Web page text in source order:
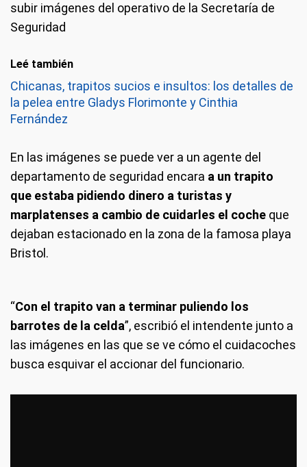
subir imágenes del operativo de la Secretaría de
Seguridad
Leé también
Chicanas, trapitos sucios e insultos: los detalles de
la pelea entre Gladys Florimonte y Cinthia
Fernández
En las imágenes se puede ver a un agente del
departamento de seguridad encara a un trapito
que estaba pidiendo dinero a turistas y
marplatenses a cambio de cuidarles el coche que
dejaban estacionado en la zona de la famosa playa
Bristol.
“Con el trapito van a terminar puliendo los
barrotes de la celda”, escribió el intendente junto a
las imágenes en las que se ve cómo el cuidacoches
busca esquivar el accionar del funcionario.